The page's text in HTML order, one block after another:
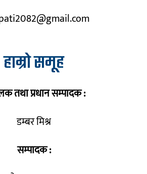
हाम्रो समूह
तथा प्रधान सम्पादक :
डम्बर मिश्र
सम्पादक :